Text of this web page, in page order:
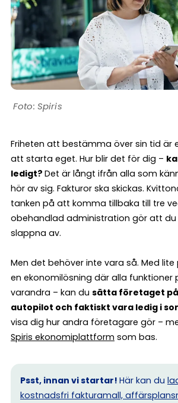
Spiris
Friheten att bestämma över sin tid är
att starta eget. Hur blir det för dig –
ledigt? Det är långt ifrån alla som
hör av sig. Fakturor ska skickas.
tanken på att komma tillbaka till tre
obehandlad administration gör att du
slappna av.
Men det behöver inte vara så. Med
en ekonomilösning där alla funktioner
varandra – kan du sätta företaget
autopilot och faktiskt vara ledig i
visa dig hur andra företagare gör –
Spiris ekonomiplattform som bas.
Psst, innan vi startar! Här kan du
kostnadsfri fakturamall,